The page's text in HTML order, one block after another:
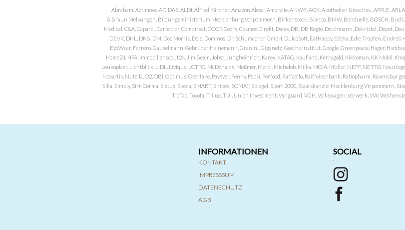
Abraham, Actimove, ADIDAS, ALDI, Alfred Kärcher, Amazon Alexa , Amorelie, ANWR, AOK, Apotheken Umschau, APPLE,
B.Braun Melsungen, Bildungsministerium Mecklenburg Vorpommern, Birkenstock, Blanco, BMW, Bonduelle, BOSCH,
Medical, C&A, Caparol, Carte d or, Comdirect, COOP, Coors, Cosmos DIrekt, Datev, DB, DB Regio, Deichmann, Dekristol, Depot,
DEVK, DHL, DKB, DM, Doc Morris, Dole, Dominos, Dr. Schumacher GmbH, DulcoSoft, EatHappy, Edeka, Edle Tropfen, Endreß
EyeWear, Ferrero, Gauselmann, Gebrüder Heinemann, Granini, Giganetz, Goethe Institut, Google, Greenpeace, Hager,
Home24, HPA, Immobilienscout24, Jim Beam, Jobst, Jungheinrich, Karex, KATAG, Kaufland, Kerrygold, Kikkoman, KK Mobil,
Leukoplast, Lichtblick, LIDL, Livique, LOTTO, McDonalds, Meßmer, Merci, Michelob, Milka, MOIA, Müller, NEFF, NETTO,
Novartis, Nutella, O2, OBI, Optimus, Overtake, Payever, Penny, Pepsi, Perfood, Raffaello, Raiffeisenbank, Ratiopharm,
Sika, Simply, Siri-Derma, Sixtus, Skoda, SMART, Snipes, SOMAT, Spiegel, Sport 2000, Staatskanzlei Mecklenburg Virpommern,
TicTac, Toyota, Trilux, TUI, Union Investment, Vanguard, VGH, Volkswagen, Vorwerk, VW,
INFORMATIONEN
KONTAKT
IMPRESSSUM
DATENSCHUTZ
AGB
SOCIAL
'